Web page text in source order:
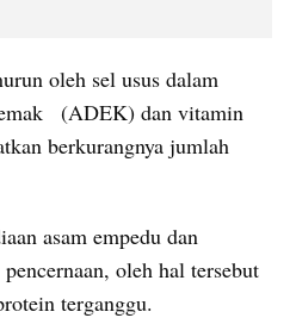
oleh sel usus dalam
(ADEK) dan vitamin
berkurangnya jumlah
asam empedu dan
oleh hal tersebut
terganggu.